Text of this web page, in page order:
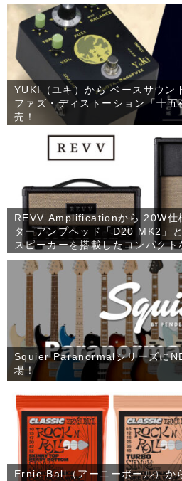
YUKI（ユキ）から ベースサウン
ファズ・ディストーション「十
売！
REVV Amplificationから 20W仕
ターアンプヘッド「D20 MK2」
スピーカーを搭載したコンパク
「1×12 RV90」が発売！
Squier Paranormalシリーズに
場！
Ernie Ball（アーニーボール）か